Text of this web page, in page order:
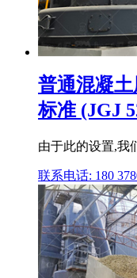
普通混凝
标准 (JGJ
由于此的设置,我
联系电话: 180